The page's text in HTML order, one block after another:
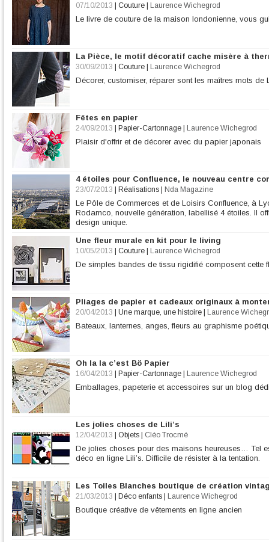
07/10/2013 Couture Laurence Wichegrod
Le livre de couture de la maison londonienne, vous
La Pièce, le motif décoratif cache misère à
30/09/2013 Couture Laurence Wichegrod
Décorer, customiser, réparer sont les maîtres mots de
Fêtes en papier
24/09/2013 Papier-Cartonnage Laurence Wichegrod
Plaisir d'offrir et de décorer avec du papier japonais
4 étoiles pour Confluence, le nouveau centre
23/07/2013 Réalisations Nda Magazine
Le Pôle de Commerces et de Loisirs Confluence, à
Rodamco, nouvelle génération, labellisé 4 étoiles. Il
design unique.
Une fleur murale en kit pour le living
10/05/2013 Couture Laurence Wichegrod
De simples bandes de tissu rigidifié composent cette
Pliages de papier et cadeaux originaux à
20/04/2013 Une marque, une histoire Laurence
Bateaux, lanternes, anges, fleurs au graphisme
Oh la la c’est Bö Papier
16/04/2013 Papier-Cartonnage Laurence Wichegrod
Emballages, papeterie et accessoires sur un blog
Les jolies choses de Lili’s
12/04/2013 Objets Cléo Trocmé
De jolies choses pour des maisons heureuses… Tel
déco en ligne Lili’s. Difficile de résister à la tentation.
Les Toiles Blanches boutique de création
21/03/2013 Déco enfants Laurence Wichegrod
Boutique créative de vêtements en ligne ancien